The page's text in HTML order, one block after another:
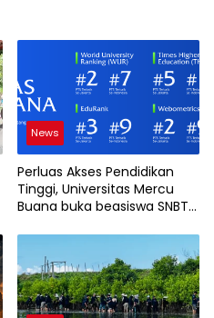
News
Perluas Akses Pendidikan
Tinggi, Universitas Mercu
Buana buka beasiswa SNBT